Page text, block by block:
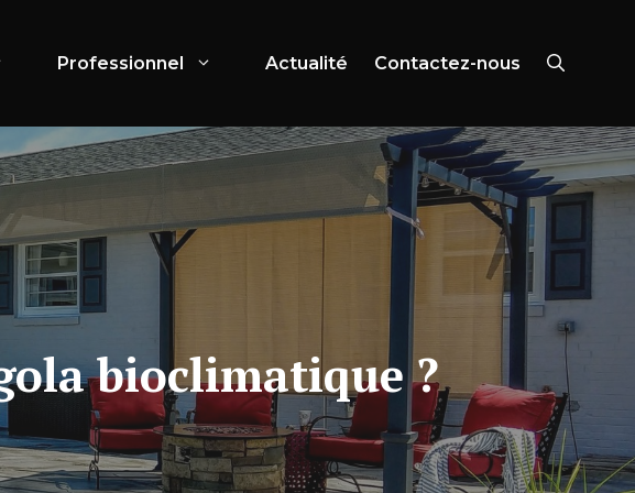
Professionnel Actualité Contactez-nous
bioclimatique ?